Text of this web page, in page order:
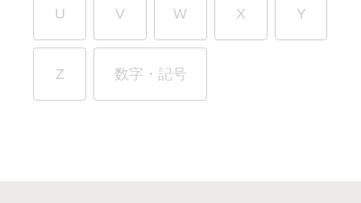
U V W X Y
Z 数字・記号